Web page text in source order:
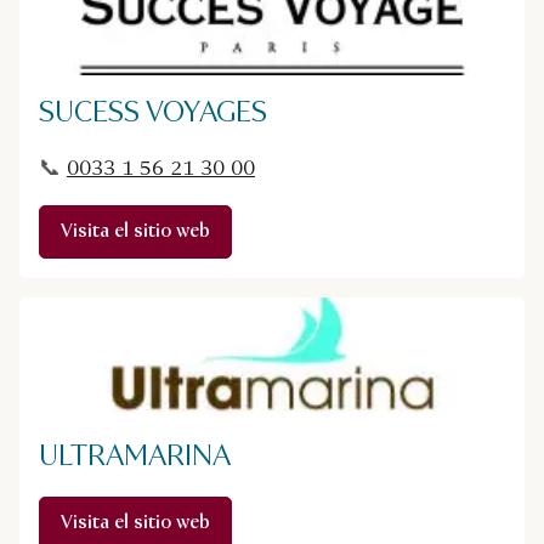
SUCESS VOYAGES
📞 0033 1 56 21 30 00
Visita el sitio web
ULTRAMARINA
Visita el sitio web